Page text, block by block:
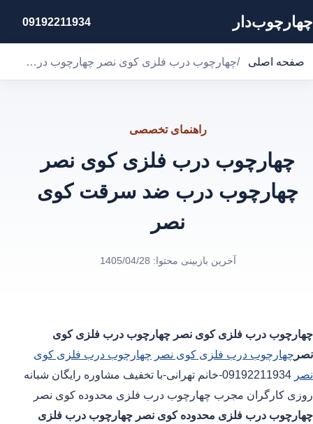
چهارچوب‌دار 09192211934
صفحه اصلی / چهارچوب درب فلزی کوی نصر چهارچوب درب ضد سرقت کوی نصر
راهنمای تخصصی
چهارچوب درب فلزی کوی نصر
چهارچوب درب ضد سرقت کوی
نصر
آخرین بازبینی محتوا: 1405/04/28
چهارچوب درب فلزی کوی نصر چهارچوب درب فلزی کوی
نصر چهارچوب درب فلزی کوی نصر چهارچوب درب فلزی کوی
نصر
09192211934-خانم تهرانی-با تخفیف مشاوره رایگان شبانه
روزی کارگران مجرب چهارچوب درب فلزی محدوده کوی نصر
چهارچوب درب فلزی محدوده کوی نصر چهارچوب درب فلزی